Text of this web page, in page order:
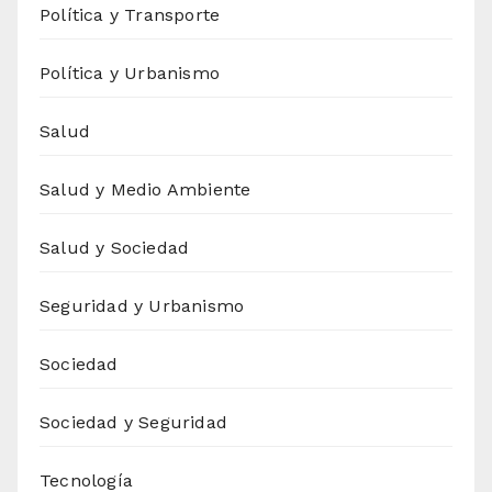
Política y Transporte
Política y Urbanismo
Salud
Salud y Medio Ambiente
Salud y Sociedad
Seguridad y Urbanismo
Sociedad
Sociedad y Seguridad
Tecnología